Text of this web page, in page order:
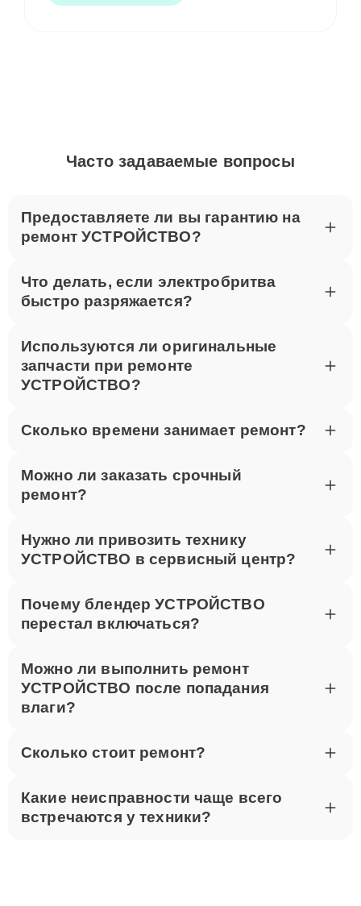
Часто задаваемые вопросы
Предоставляете ли вы гарантию на
ремонт УСТРОЙСТВО?
Что делать, если электробритва
быстро разряжается?
Используются ли оригинальные
запчасти при ремонте
УСТРОЙСТВО?
Сколько времени занимает ремонт?
Можно ли заказать срочный
ремонт?
Нужно ли привозить технику
УСТРОЙСТВО в сервисный центр?
Почему блендер УСТРОЙСТВО
перестал включаться?
Можно ли выполнить ремонт
УСТРОЙСТВО после попадания
влаги?
Сколько стоит ремонт?
Какие неисправности чаще всего
встречаются у техники?